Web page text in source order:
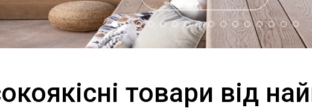
БІЛЬШЕ ІНФОРМАЦІЇ
товари від